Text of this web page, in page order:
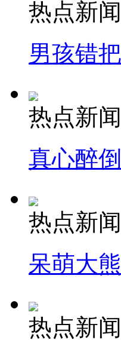
热点新闻
男孩错
热点新闻
真心醉
热点新闻
呆萌大
热点新闻